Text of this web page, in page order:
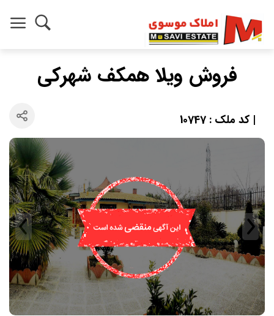
فروش ویلا همکف شهرکی
| کد ملک : 10747